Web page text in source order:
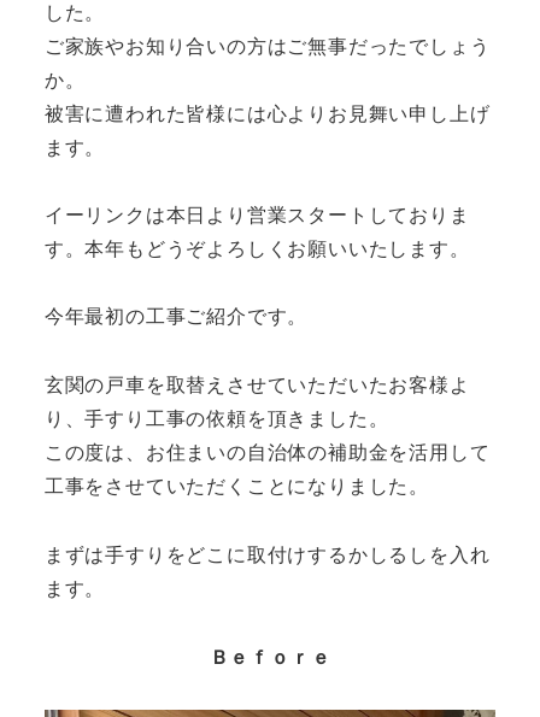
した。
ご家族やお知り合いの方はご無事だったでしょう
か。
被害に遭われた皆様には心よりお見舞い申し上げ
ます。
イーリンクは本日より営業スタートしておりま
す。本年もどうぞよろしくお願いいたします。
今年最初の工事ご紹介です。
玄関の戸車を取替えさせていただいたお客様よ
り、手すり工事の依頼を頂きました。
この度は、お住まいの自治体の補助金を活用して
工事をさせていただくことになりました。
まずは手すりをどこに取付けするかしるしを入れ
ます。
Ｂｅｆｏｒｅ